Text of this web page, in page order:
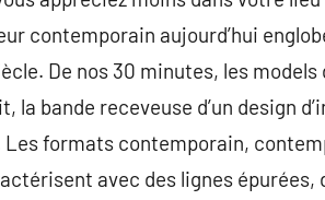
contemporain aujourd’hui
De nos 30 minutes, les models
bande receveuse d’un design
formats contemporain,
avec des lignes épurées,